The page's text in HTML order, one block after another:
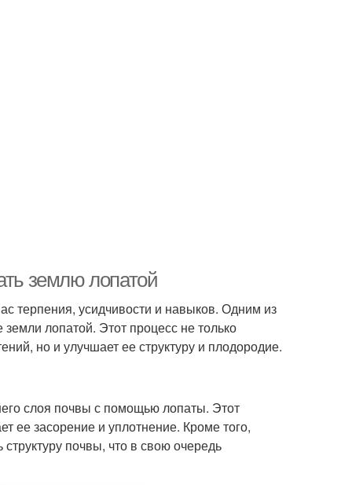
землю лопатой
терпения, усидчивости и навыков. Одним из
лопатой. Этот процесс не только
но и улучшает ее структуру и плодородие.
слоя почвы с помощью лопаты. Этот
ее засорение и уплотнение. Кроме того,
почвы, что в свою очередь